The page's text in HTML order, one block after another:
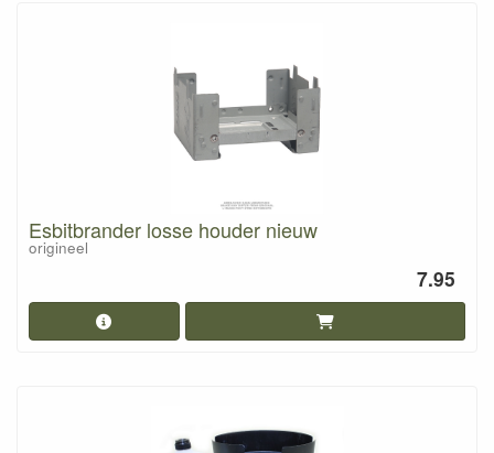
Esbitbrander losse houder nieuw
origineel
7.95